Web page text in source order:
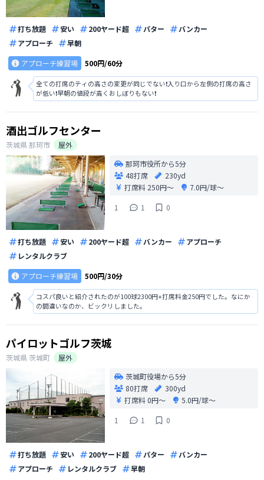
打ち放題 安い 200ヤード超 パター
バンカー
アプローチ
早朝
アプローチ練習場
500円/60分
全ての打席のティの高さの変更が同じでない❗️入り口から左側の打席の高さ
が低い❗️早朝の値段が高くおしぼりもない❗️
酒出ゴルフセンター
茨城県那珂市
屋外
那珂市役所から5分
48打席
230yd
打席料 250円〜
7.0円/球〜
1
1 0
打ち放題 安い 200ヤード超 バンカー
アプローチ
レンタルクラブ
アプローチ練習場
500円/30分
コスパ良いと紹介されたのが100球2300円+打席料金250円でした。なにか
の間違いなのか、ビックリしました。
パイロットゴルフ茨城
茨城県 茨城町
屋外
茨城町役場から5分
80打席
300yd
打席料0円〜
5.0円/球〜
1
1 0
打ち放題 安い 200ヤード超 パター
バンカー
アプローチ
レンタルクラブ
早朝